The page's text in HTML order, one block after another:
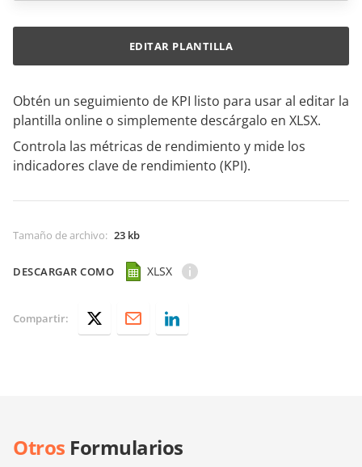
Obtén un seguimiento de KPI listo para usar al editar la
plantilla online o simplemente descárgalo en XLSX.
Controla las métricas de rendimiento y mide los
indicadores clave de rendimiento (KPI).
Tamaño de archivo: 23 kb
DESCARGAR COMO XLSX
EDITAR PLANTILLA
Compartir:
Otros Formularios